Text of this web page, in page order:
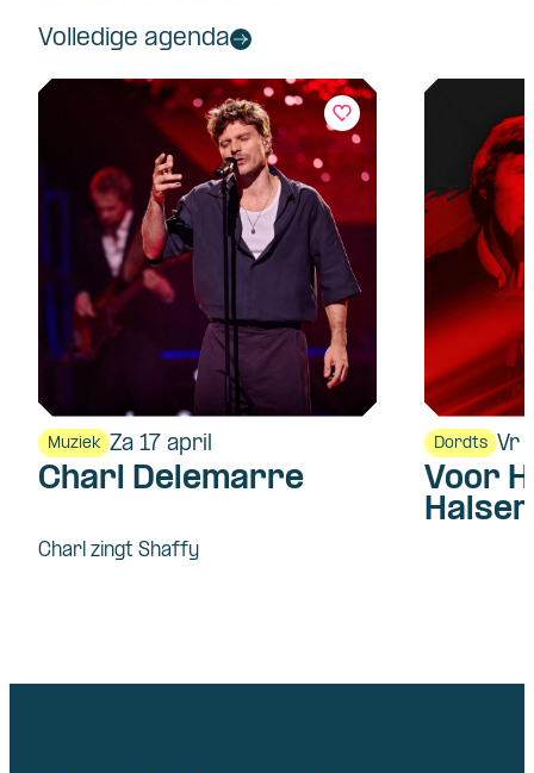
Volledige agenda
Muziek Za 17 april
Charl Delemarre
Charl zingt Shaffy
Dordts Vr
Voor